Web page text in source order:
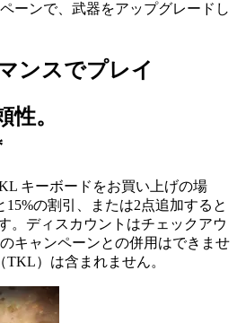
ーンで、武器をアップグレードし
ンスでプレイ
性。
キーボードをお買い上げの場
の割引、または2点追加すると
。ディスカウントはチェックアウ
キャンペーンとの併用はできませ
TKL）は含まれません。